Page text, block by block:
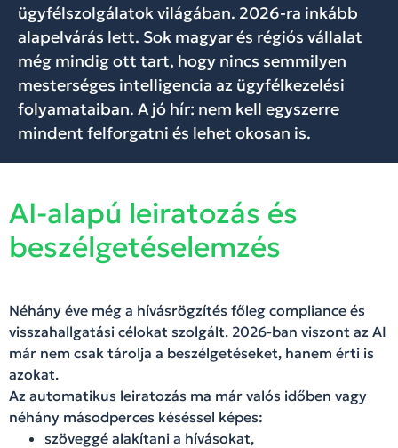
ügyfélszolgálatok világában. 2026-ra inkább
alapelvárás lett. Sok magyar és régiós vállalat
még mindig ott tart, hogy nincs semmilyen
mesterséges intelligencia az ügyfélkezelési
folyamataiban. A jó hír: nem kell egyszerre
mindent felforgatni és lehet okosan is.
AI-alapú leiratozás és
beszélgetéselemzés
Néhány éve még a hívásrögzítés főleg compliance és
visszahallgatási célokat szolgált. 2026-ban viszont az AI
már nem csak tárolja a beszélgetéseket, hanem érti is
azokat.
Az automatikus leiratozás ma már valós időben vagy
néhány másodperces késéssel képes:
szöveggé alakítani a hívásokat,